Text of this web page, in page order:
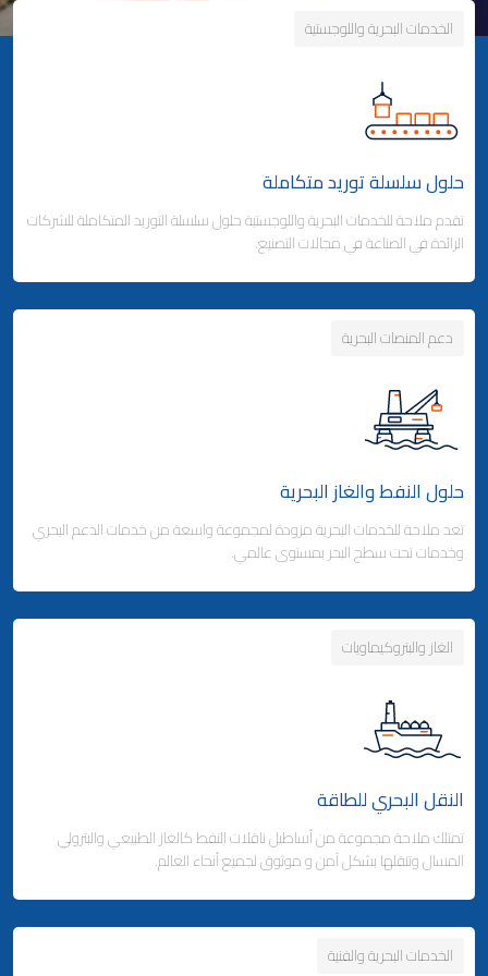
الخدمات البحرية واللوجستية
حلول سلسلة توريد متكاملة
تقدم ملاحة للخدمات البحرية واللوجستية حلول سلسلة التوريد المتكاملة للشركات
الرائدة في الصناعة في مجالات التصنيع.
حلول سلسلة توريد متكاملة
شحن الحاويات
- خدمات الخطوط الملاحية المنتظمة
- خدمات الخطوط الفرعية
وكالة شحن البضائع
- التخليص الجمركي والتوزيع
- التخليص الجمركي والتوزيع
Business Area Links (Right)
التخزين والتوزيع
- مدينة ملاحة اللوجستية - قطر
- المنطقة الحرة بجبل علي (دولة الإمارات)
دعم المنصات البحرية
حلول النفط والغاز البحرية
تعد ملاحة للخدمات البحرية مزودة لمجموعة واسعة من خدمات الدعم البحري
وخدمات تحت سطح البحر بمستوى عالمي.
Business Area Links (Left)
الخدمات البحرية
الخدمات البحرية
الغاز والبتروكيماويات
النقل البحري للطاقة
تمتلك ملاحة مجموعة من أساطيل ناقلات النفط كالغاز الطبيعي والبترولي
المسال وتنقلها بشكل آمن و موثوق لجميع أنحاء العالم.
الخدمات البحرية والفنية